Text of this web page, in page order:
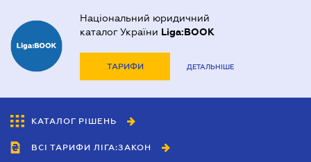
Національний юридичний
каталог України Liga:BOOK
ТАРИФИ ДЕТАЛЬНІШЕ
КАТАЛОГ РІШЕНЬ
ВСІ ТАРИФИ ЛІГА:ЗАКОН